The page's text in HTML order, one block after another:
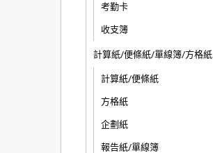
考勤卡
收支簿
計算紙/便條紙/單線簿/方格紙
計算紙/便條紙
方格紙
企劃紙
報告紙/單線簿